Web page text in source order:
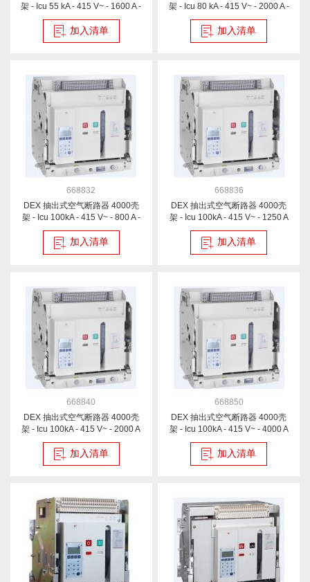
架 - Icu 55 kA - 415 V~ - 1600 A -
3P
加入清单
架 - Icu 80 kA - 415 V~ - 2000 A -
3P
加入清单
668832
DEX 抽出式空气断路器 4000壳
架 - Icu 100kA - 415 V~ - 800 A -
3P
加入清单
668836
DEX 抽出式空气断路器 4000壳
架 - Icu 100kA - 415 V~ - 1250 A
- 3P
加入清单
668840
DEX 抽出式空气断路器 4000壳
架 - Icu 100kA - 415 V~ - 2000 A
- 3P
加入清单
668850
DEX 抽出式空气断路器 4000壳
架 - Icu 100kA - 415 V~ - 4000 A
- 3P
加入清单